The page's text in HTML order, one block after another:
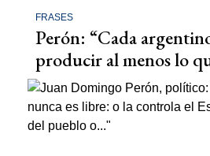
FRASES
Perón: “Cada
producir al menos lo